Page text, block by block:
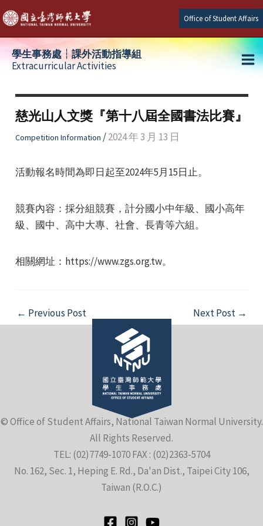
Skip
to
content
Office of Student Affairs
學生事務處┆課外活動指導組
Extracurricular Activities
慈光山人文獎『第十八屆全國書法比賽』
Competition Information /2024 年 3 月 13 日
活動報名時間為即日起至2024年5月15日止。
競賽內容：採分組競賽，計分國小中年級、國小高年
級、國中、高中大專、社會、長青等六組。
相關網址：https://www.zgs.org.tw。
Post
navigation
← Previous Post Next Post →
© Office of Student Affairs, National Taiwan Normal University.
All Rights Reserved.
TEL: (02)7749-1070 FAX : (02)2363-5704
No. 162, Sec. 1, Heping E. Rd., Da'an Dist., Taipei City 106,
Taiwan (R.O.C.)